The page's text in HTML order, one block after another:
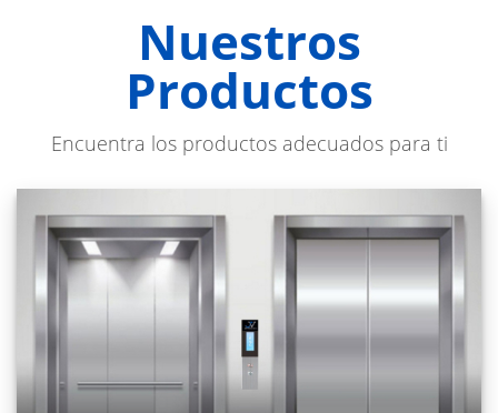
Nuestros
Productos
Encuentra los productos adecuados para ti